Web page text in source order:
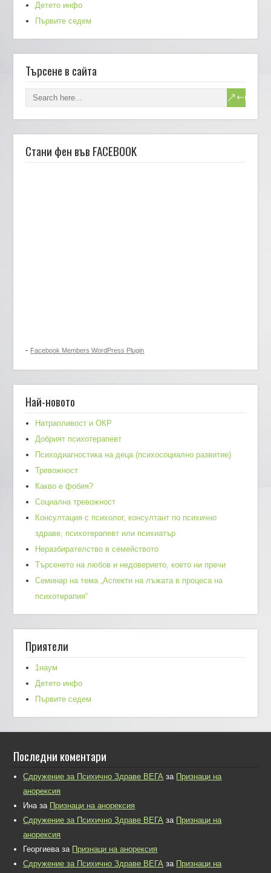
Детето инфо
Първите седем
Търсене в сайта
Стани фен във FACEBOOK
- Facebook Members WordPress Plugin
Най-новото
Натрапливост и ОКР
Добрият психотерапевт
Психодиагностика на деца (психосоциално развитие)
Тревожност
Какво е фобия?
Социална тревожност
Консултация с психолог, консултант по психично
здраве, психотерапевт или психиатър
Неразбирателство в семейството
Търсенето на любов и недоверието, което ни пречи
Семинар на тема „Аспекти на лъжата в процеса на
психотерапия“
Приятели
1наум
Детето инфо
Първите седем
Последни коментари
Сдружение за Психично Здраве ВЕГА за Признаци на
анорексия
Иназа Признаци на анорексия
Сдружение за Психично Здраве ВЕГА за Признаци на
анорексия
Георгиеваза Признаци на анорексия
Сдружение за Психично Здраве ВЕГА за Признаци на